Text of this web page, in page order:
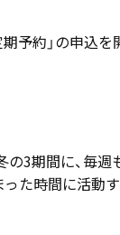
予約」の申込
の3期間に、毎
た時間に活動